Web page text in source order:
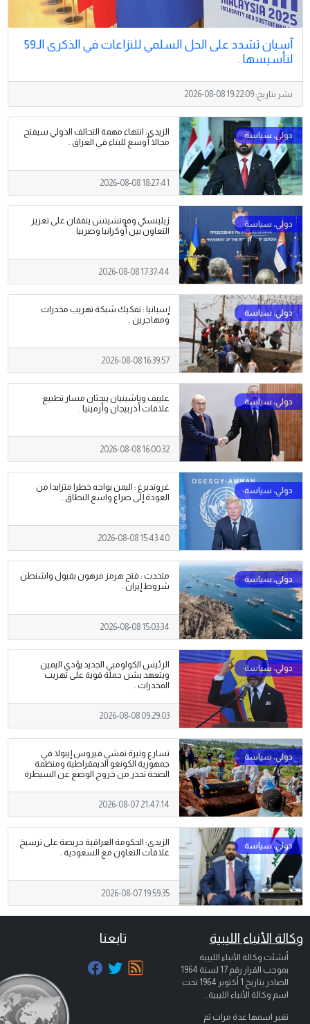
آسيان تشدد على الحل السلمي للنزاعات في الذكرى الـ59
لتأسيسها .
نشر بتاريخ:2026-08-08 19:22:09
الزيدي: انتهاء مهمة التحالف الدولي سيفتح
مجالا أوسع للبناء في العراق .
2026-08-08 18:27:41
زيلينسكي وفوتشيتش يتفقان على تعزيز
التعاون بين أوكرانيا وصربيا
2026-08-08 17:37:44
إسبانيا : تفكيك شبكة تهريب مخدرات
ومهاجرين .
2026-08-08 16:39:57
علييف وباشينيان يبحثان مسار تطبيع
علاقات أذربيجان وأرمينيا .
2026-08-08 16:00:32
غروندبرغ : اليمن يواجه خطرا متزايدا من
العودة إلى صراع واسع النطاق .
2026-08-08 15:43:40
متحدث : فتح هرمز مرهون بقبول واشنطن
شروط إيران .
2026-08-08 15:03:34
الرئيس الكولومبي الجديد يؤدي اليمين
ويتعهد بشن حملة قوية على تهريب
‌المخدرات .
2026-08-08 09:29:03
تسارع وتيرة تفشي فيروس إيبولا في
جمهورية الكونغو الديمقراطية ومنظمة
الصحة تحذر من خروج الوضع عن السيطرة
2026-08-07 21:47:14
الزيدي: الحكومة العراقية حريصة على ترسيخ
علاقات التعاون مع السعودية .
2026-08-07 19:59:35
وكالة الأنباء الليبية
أنشئت وكالة الأنباء الليبية
بموجب القرار رقم 17 لسنة 1964
الصادر بتاريخ 1 أكتوبر 1964
تحت
اسم وكالة الأنباء الليبية .
تغير اسمها عدة مرات ثم
تابعنا